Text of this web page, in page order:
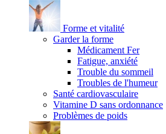
Forme et vitalité
Garder la forme
Médicament Fer
Fatigue, anxiété
Trouble du sommeil
Troubles de l'humeur
Santé cardiovasculaire
Vitamine D sans ordonnance
Problèmes de poids